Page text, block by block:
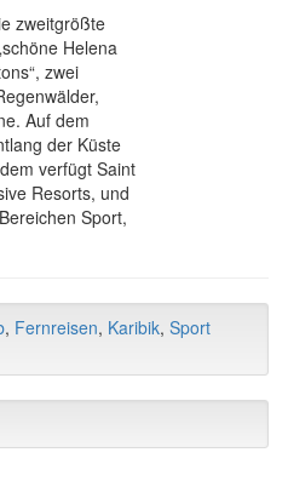
zweitgrößte
Helena
zwei
Auf dem
der Küste
verfügt Saint
Resorts, und
Sport,
, Fernreisen, Karibik, Sport